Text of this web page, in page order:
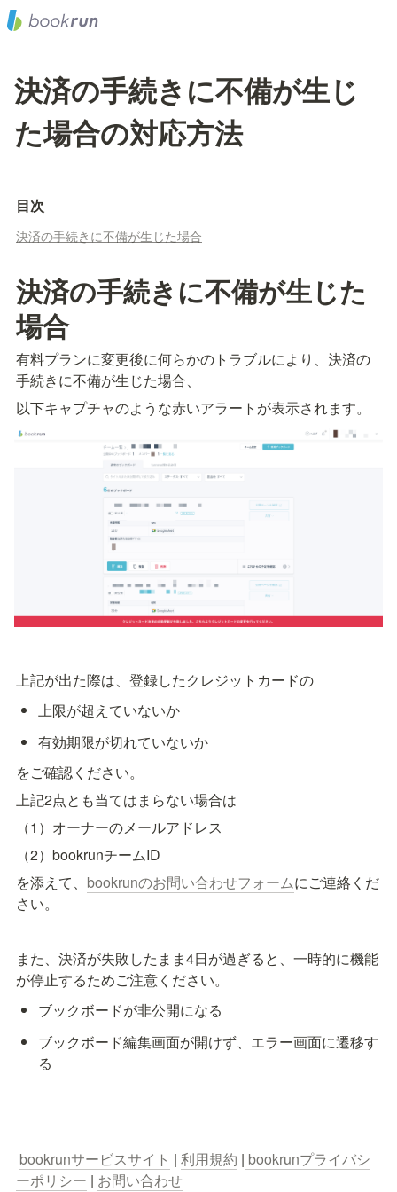
決済の手続きに不備が生じ
た場合の対応方法
目次
決済の手続きに不備が生じた場合
決済の手続きに不備が生じた
場合
有料プランに変更後に何らかのトラブルにより、決済の
手続きに不備が生じた場合、
以下キャプチャのような赤いアラートが表示されます。
上記が出た際は、登録したクレジットカードの
上限が超えていないか
有効期限が切れていないか
をご確認ください。
上記2点とも当てはまらない場合は
（1）オーナーのメールアドレス
（2）bookrunチームID
を添えて、 bookrunのお問い合わせフォームにご連絡くだ
さい。
また、決済が失敗したまま4日が過ぎると、一時的に機能
が停止するためご注意ください。
ブックボードが非公開になる
ブックボード編集画面が開けず、エラー画面に遷移す
る
bookrunサービスサイト | 利用規約 | bookrunプライバシ
ーポリシー | お問い合わせ